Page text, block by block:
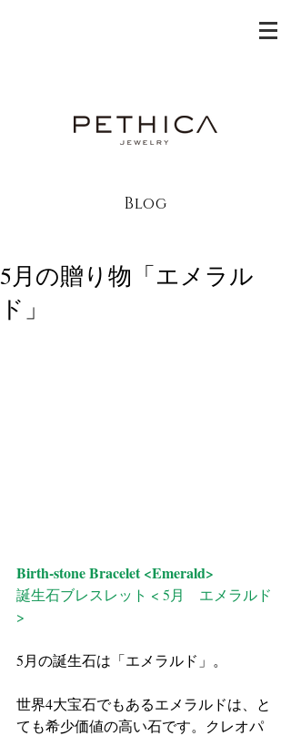
Blog
5月の贈り物「エメラル
ド」
Birth-stone Bracelet <Emerald>
誕生石ブレスレット < 5月　エメラルド
>
5月の誕生石は「エメラルド」。
世界4大宝石でもあるエメラルドは、と
ても希少価値の高い石です。クレオパ